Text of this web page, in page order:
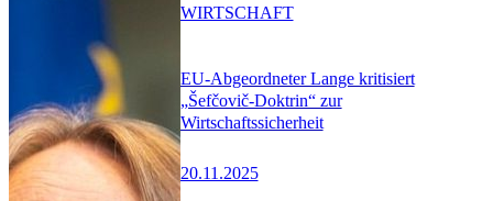
EU-Abgeordneter Lange kritisiert
„Šefčovič-Doktrin“ zur
Wirtschaftssicherheit
20.11.2025
WIRTSCHAFT